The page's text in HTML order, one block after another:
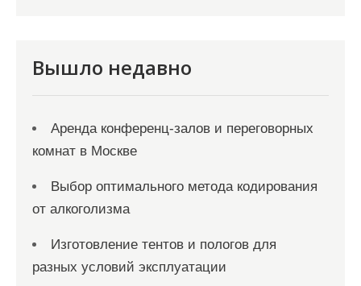
Вышло недавно
Аренда конференц-залов и переговорных
комнат в Москве
Выбор оптимального метода кодирования
от алкоголизма
Изготовление тентов и пологов для
разных условий эксплуатации